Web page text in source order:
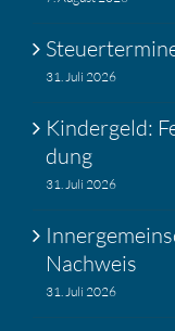
31. Juli 2026
Kinder­geld:
dung
31. Juli 2026
Nachweis
31. Juli 2026